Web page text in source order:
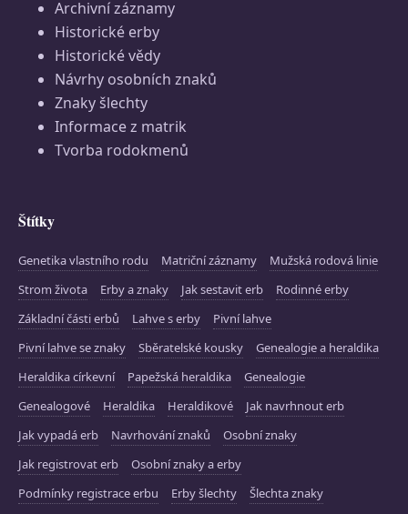
Archivní záznamy
Historické erby
Historické vědy
Návrhy osobních znaků
Znaky šlechty
Informace z matrik
Tvorba rodokmenů
Štítky
Genetika vlastního rodu Matriční záznamy
Mužská rodová linie
Strom života
Erby a znaky Jak sestavit erb
Rodinné erby
Základní části erbů
Lahve s erby
Pivní lahve
Pivní lahve se znaky
Sběratelské kousky
Genealogie a heraldika
Heraldika církevní
Papežská heraldika
Genealogie
Genealogové
Heraldika Heraldikové
Jak navrhnout erb
Jak vypadá erb
Navrhování znaků
Osobní znaky
Jak registrovat erb
Osobní znaky a erby
Podmínky registrace erbu
Erby šlechty Šlechta znaky